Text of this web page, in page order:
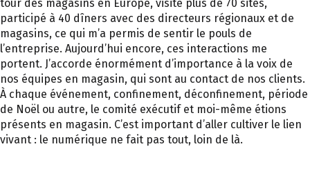
tour des magasins en Europe, visité plus de 70 sites,
participé à 40 dîners avec des directeurs régionaux et de
magasins, ce qui m’a permis de sentir le pouls de
l’entreprise. Aujourd’hui encore, ces interactions me
portent. J’accorde énormément d’importance à la voix de
nos équipes en magasin, qui sont au contact de nos clients.
À chaque événement, confinement, déconfinement, période
de Noël ou autre, le comité exécutif et moi-même étions
présents en magasin. C’est important d’aller cultiver le lien
vivant : le numérique ne fait pas tout, loin de là.